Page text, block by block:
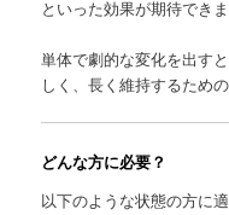
といった効果が期待できま
単体で劇的な変化を出す
しく、長く維持するため
どんな方に必要？
以下のような状態の方に適